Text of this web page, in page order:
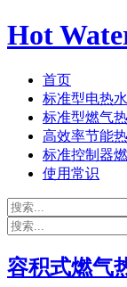
Hot
首页
标准型电热
标准型燃气
高效率节能
标准控制器
使用常识
容积式燃气